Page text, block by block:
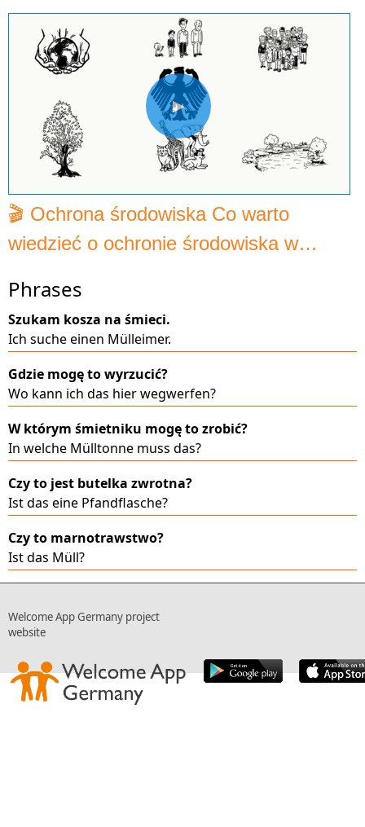
▶
🎬 Ochrona środowiska Co warto
wiedzieć o ochronie środowiska w
Phrases
Szukam kosza na śmieci.
Ich suche einen Mülleimer.
Gdzie mogę to wyrzucić?
Wo kann ich das hier wegwerfen?
W którym śmietniku mogę to zrobić?
In welche Mülltonne muss das?
Czy to jest butelka zwrotna?
Ist das eine Pfandflasche?
Czy to marnotrawstwo?
Ist das Müll?
Welcome App Germany project
website